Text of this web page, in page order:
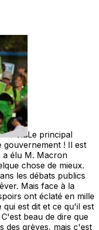
Le principal
gouvernement ! Il est
a élu M. Macron
chose de mieux.
les débats publics
Mais face à la
ont éclaté en mille
est dit et ce qu'il est
beau de dire que
des grèves, mais c'est